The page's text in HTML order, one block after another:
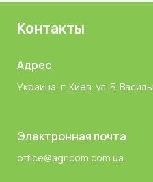
Контакты
Адрес
Украина, г. Киев, ул. Б.
Электронная почта
office@agricom.com.ua